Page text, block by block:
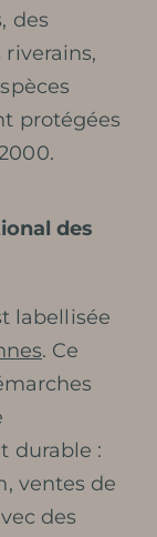
des
protégées
des
labellisée
. Ce
durable :
ventes de
des